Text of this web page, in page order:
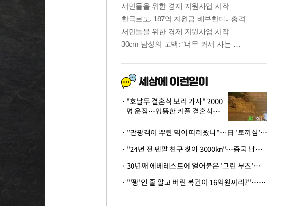
"호날두 결혼식 보러 가자" 2000
명 운집…엉뚱한 커플 결혼식에
· "관광객이 뿌린 먹이 따라왔나"…日 '토끼섬' 멧돼지, 토끼까지 사냥
· "24년 전 펜팔 친구 찾아 3000㎞"…중국 남성 사연에 '뭉클'
· 30년째 에베레스트에 얼어붙은 '그린 부츠'…드디어 가족 품으로
· "'꽝'인 줄 알고 버린 복권이 16억원짜리?"…극적으로 되찾은 사연